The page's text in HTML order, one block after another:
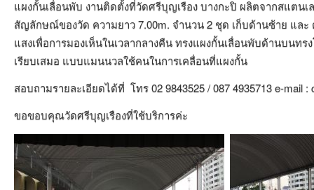
แผงกั้นเลื่อนพับ งานติดตั้งที่วัดศรีบุญเรือง บางกะปิ ผลิตจากสแตน
สัญลักษณ์ของวัด ความยาว 7.00m. จำนวน 2 ชุด เก็บด้านซ้าย แล
แสงเพื่อการมองเห็นในเวลากลางคืน ทรงแผงกั้นเลื่อนพับด้านบน
เรียบเสมอ แบบแมนนวลใช้คนในการเคลื่อนที่แผงกั้น
สอบถามรายละเอียดได้ที่ โทร 02 9843525 / 087 4935713 e-mail :
ขอขอบคุณวัดศรีบุญเรืองที่ใช้บริการค่ะ